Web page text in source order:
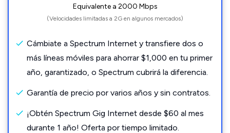
Equivalente a 2000 Mbps
(Velocidades limitadas a 2G en algunos mercados)
Cámbiate a Spectrum Internet y transfiere dos o
más líneas móviles para ahorrar $1,000 en tu primer
año, garantizado, o Spectrum cubrirá la diferencia.
Garantía de precio por varios años y sin contratos.
¡Obtén Spectrum Gig Internet desde $60 al mes
durante 1 año! Oferta por tiempo limitado.